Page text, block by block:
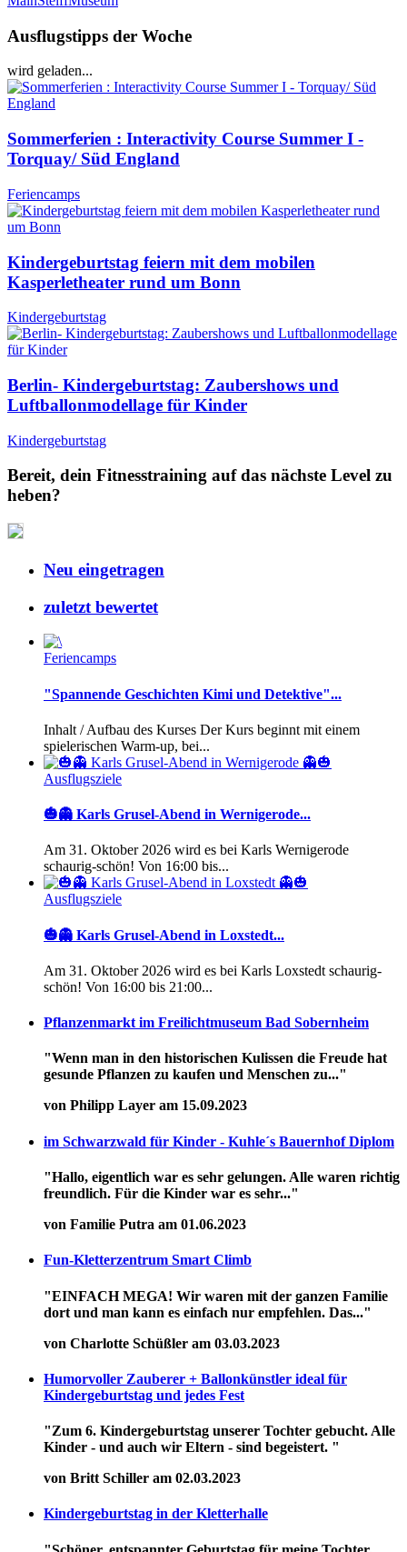
Ausflugstipps der Woche
wird geladen...
Sommerferien : Interactivity Course Summer I -
Torquay/ Süd England
Feriencamps
Kindergeburtstag feiern mit dem mobilen
Kasperletheater rund um Bonn
Kindergeburtstag
Berlin- Kindergeburtstag: Zaubershows und
Luftballonmodellage für Kinder
Kindergeburtstag
Bereit, dein Fitnesstraining auf das nächste Level zu
heben?
Neu eingetragen
zuletzt bewertet
Feriencamps
"Spannende Geschichten Kimi und Detektive"...
Inhalt / Aufbau des Kurses Der Kurs beginnt mit einem
spielerischen Warm-up, bei...
Ausflugsziele
🎃👻 Karls Grusel-Abend in Wernigerode...
Am 31. Oktober 2026 wird es bei Karls Wernigerode
schaurig-schön! Von 16:00 bis...
Ausflugsziele
🎃👻 Karls Grusel-Abend in Loxstedt...
Am 31. Oktober 2026 wird es bei Karls Loxstedt schaurig-
schön! Von 16:00 bis 21:00...
Pflanzenmarkt im Freilichtmuseum Bad Sobernheim
"Wenn man in den historischen Kulissen die Freude hat
gesunde Pflanzen zu kaufen und Menschen zu..."
von Philipp Layer am 15.09.2023
im Schwarzwald für Kinder - Kuhle´s Bauernhof Diplom
"Hallo, eigentlich war es sehr gelungen. Alle waren richtig
freundlich. Für die Kinder war es sehr..."
von Familie Putra am 01.06.2023
Fun-Kletterzentrum Smart Climb
"EINFACH MEGA! Wir waren mit der ganzen Familie
dort und man kann es einfach nur empfehlen. Das..."
von Charlotte Schüßler am 03.03.2023
Humorvoller Zauberer + Ballonkünstler ideal für
Kindergeburtstag und jedes Fest
"Zum 6. Kindergeburtstag unserer Tochter gebucht. Alle
Kinder - und auch wir Eltern - sind begeistert. "
von Britt Schiller am 02.03.2023
Kindergeburtstag in der Kletterhalle